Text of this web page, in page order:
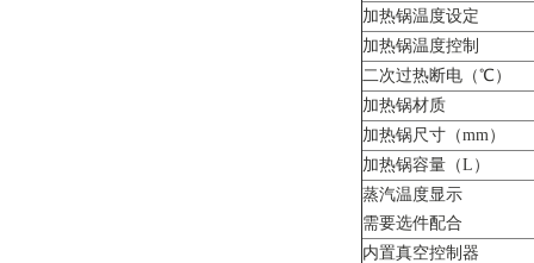
加热锅温度设定
加热锅温度控制
二次过热断电（℃）
加热锅材质
加热锅尺寸（mm）
加热锅容量（L）
蒸汽温度显示
需要选件配合
内置真空控制器